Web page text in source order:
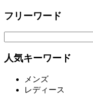
フリーワード
人気キーワード
メンズ
レディース